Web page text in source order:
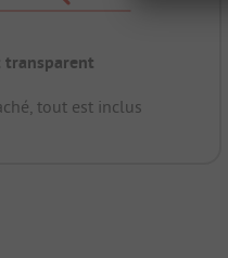
transparent
tout est inclus